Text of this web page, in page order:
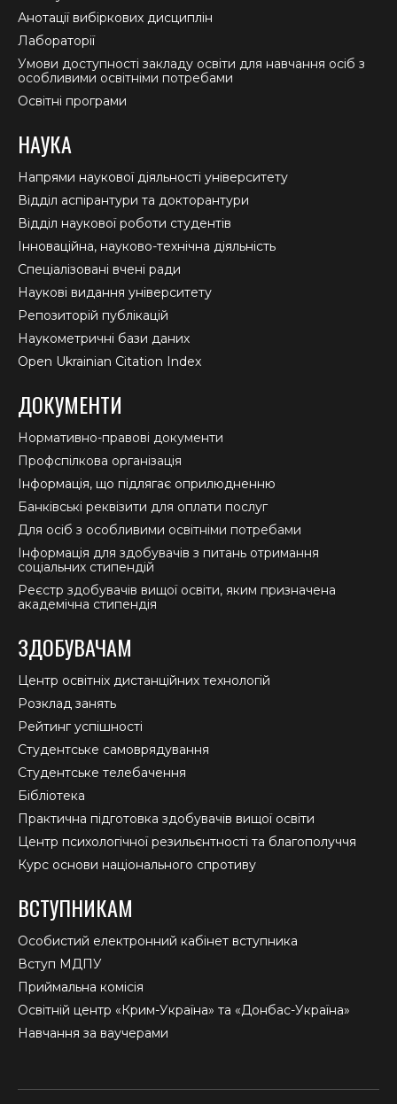
Анотації вибіркових дисциплін
Лабораторії
Умови доступності закладу освіти для навчання осіб з
особливими освітніми потребами
Освітні програми
НАУКА
Напрями наукової діяльності університету
Відділ аспірантури та докторантури
Відділ наукової роботи студентів
Інноваційна, науково-технічна діяльність
Спеціалізовані вчені ради
Наукові видання університету
Репозиторій публікацій
Наукометричні бази даних
Open Ukrainian Citation Index
ДОКУМЕНТИ
Нормативно-правові документи
Профспілкова організація
Інформація, що підлягає оприлюдненню
Банківські реквізити для оплати послуг
Для осіб з особливими освітніми потребами
Інформація для здобувачів з питань отримання
соціальних стипендій
Реєстр здобувачів вищої освіти, яким призначена
академічна стипендія
ЗДОБУВАЧАМ
Центр освітніх дистанційних технологій
Розклад занять
Рейтинг успішності
Студентське самоврядування
Студентське телебачення
Бібліотека
Практична підготовка здобувачів вищої освіти
Центр психологічної резильєнтності та благополуччя
Курс основи національного спротиву
ВСТУПНИКАМ
Особистий електронний кабінет вступника
Вступ МДПУ
Приймальна комісія
Освітній центр «Крим-Україна» та «Донбас-Україна»
Навчання за ваучерами